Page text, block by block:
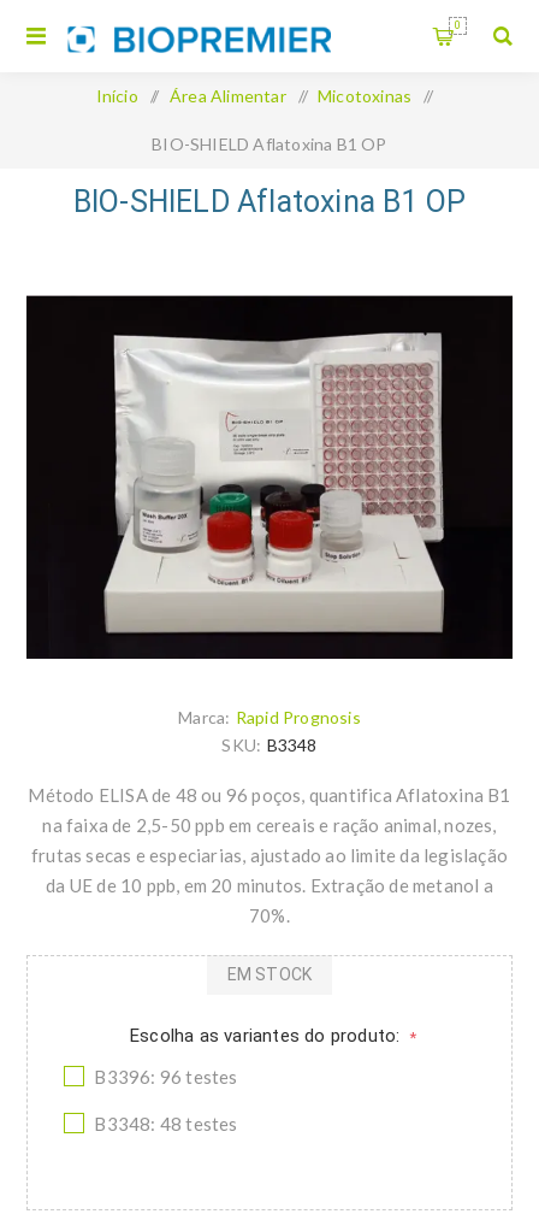
0
Início / Área Alimentar / Micotoxinas /
BIO-SHIELD Aflatoxina B1 OP
BIO-SHIELD Aflatoxina B1 OP
Marca: Rapid Prognosis
SKU: B3348
Método ELISA de 48 ou 96 poços, quantifica Aflatoxina B1
na faixa de 2,5-50 ppb em cereais e ração animal, nozes,
frutas secas e especiarias, ajustado ao limite da legislação
da UE de 10 ppb, em 20 minutos. Extração de metanol a
70%.
Escolha as variantes do produto: *
B3396: 96 testes
B3348: 48 testes
EM STOCK